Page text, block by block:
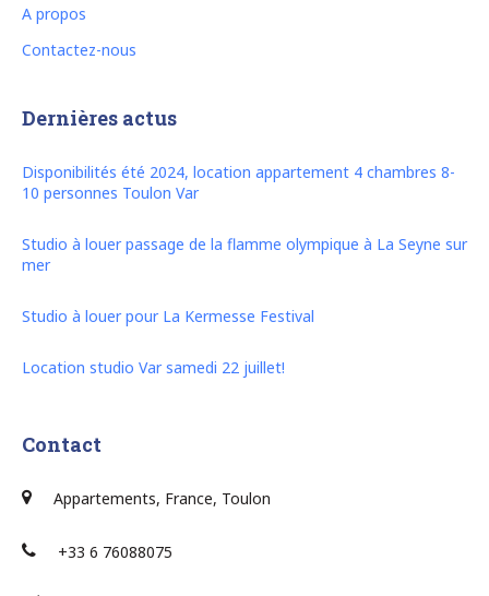
A propos
Contactez-nous
Dernières actus
Disponibilités été 2024, location appartement 4 chambres 8-
10 personnes Toulon Var
Studio à louer passage de la flamme olympique à La Seyne sur
mer
Studio à louer pour La Kermesse Festival
Location studio Var samedi 22 juillet!
Contact
Appartements, France, Toulon
+33 6 76088075